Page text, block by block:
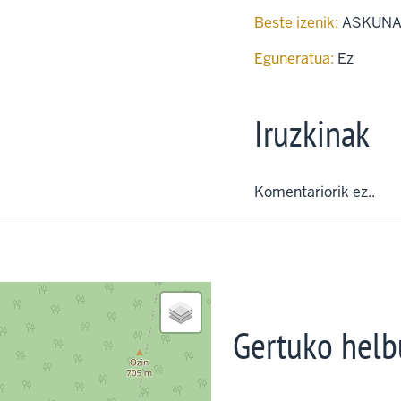
Beste izenik:
Eguneratua: Ez
Iruzkinak
Komentariorik ez..
Gertuko